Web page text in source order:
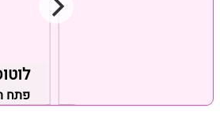
פתח ירושלים